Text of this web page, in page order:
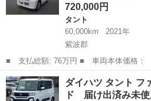
720,000円
タント
60,000km
2021年
紫波郡
■ 支払総額: 76万円 ■ 車両本体価格： 720,000 円 ■ メーカー
名： ダイハツ ■ 車種名： タント ■
Ｄ・走６００００・キーレス ■ 排気
5D ■ ...
岩手 紫波郡 タント
ダイハツ タント フ
ド 届け出済み未